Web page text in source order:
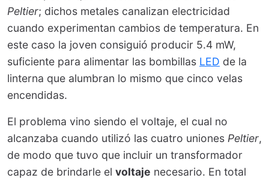
Peltier; dichos metales canalizan electricidad
cuando experimentan cambios de temperatura. En
este caso la joven consiguió producir 5.4 mW,
suficiente para alimentar las bombillas LED de la
linterna que alumbran lo mismo que cinco velas
encendidas.
El problema vino siendo el voltaje, el cual no
alcanzaba cuando utilizó las cuatro uniones Peltier,
de modo que tuvo que incluir un transformador
capaz de brindarle el voltaje necesario. En total